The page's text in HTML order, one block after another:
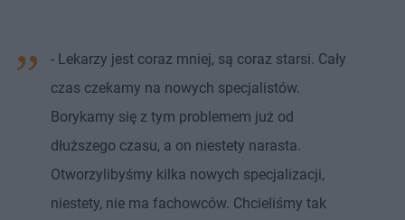
- Lekarzy jest coraz mniej, są coraz starsi. Cały
czas czekamy na nowych specjalistów.
Borykamy się z tym problemem już od
dłuższego czasu, a on niestety narasta.
Otworzylibyśmy kilka nowych specjalizacji,
niestety, nie ma fachowców. Chcieliśmy tak